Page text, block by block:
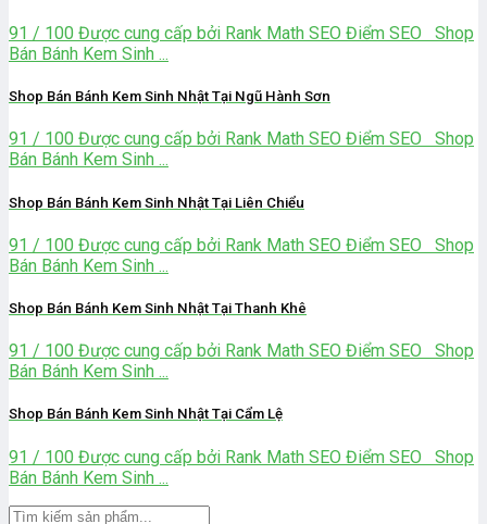
91 / 100 Được cung cấp bởi Rank Math SEO Điểm SEO Shop
Bán Bánh Kem Sinh ...
Shop Bán Bánh Kem Sinh Nhật Tại Ngũ Hành Sơn
91 / 100 Được cung cấp bởi Rank Math SEO Điểm SEO Shop
Bán Bánh Kem Sinh ...
Shop Bán Bánh Kem Sinh Nhật Tại Liên Chiểu
91 / 100 Được cung cấp bởi Rank Math SEO Điểm SEO Shop
Bán Bánh Kem Sinh ...
Shop Bán Bánh Kem Sinh Nhật Tại Thanh Khê
91 / 100 Được cung cấp bởi Rank Math SEO Điểm SEO Shop
Bán Bánh Kem Sinh ...
Shop Bán Bánh Kem Sinh Nhật Tại Cẩm Lệ
91 / 100 Được cung cấp bởi Rank Math SEO Điểm SEO Shop
Bán Bánh Kem Sinh ...